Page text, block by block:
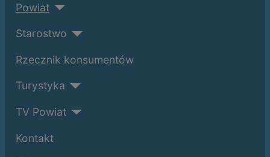
Powiat
Starostwo
Rzecznik konsumentów
Turystyka
TV Powiat
Kontakt